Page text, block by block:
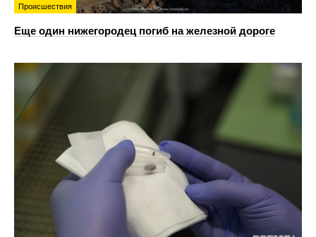
Происшествия
Еще один нижегородец погиб на железной дороге